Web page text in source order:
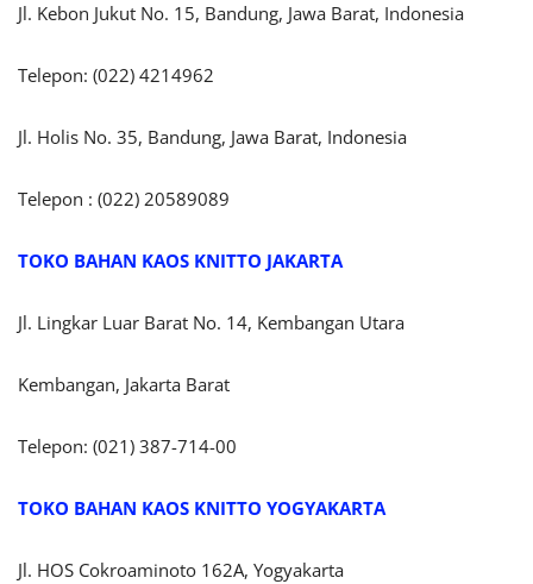
Jl. Kebon Jukut No. 15, Bandung, Jawa Barat, Indonesia
Telepon: (022) 4214962
Jl. Holis No. 35, Bandung, Jawa Barat, Indonesia
Telepon : (022) 20589089
TOKO BAHAN KAOS KNITTO JAKARTA
Jl. Lingkar Luar Barat No. 14, Kembangan Utara
Kembangan, Jakarta Barat
Telepon: (021) 387-714-00
TOKO BAHAN KAOS KNITTO YOGYAKARTA
Jl. HOS Cokroaminoto 162A, Yogyakarta